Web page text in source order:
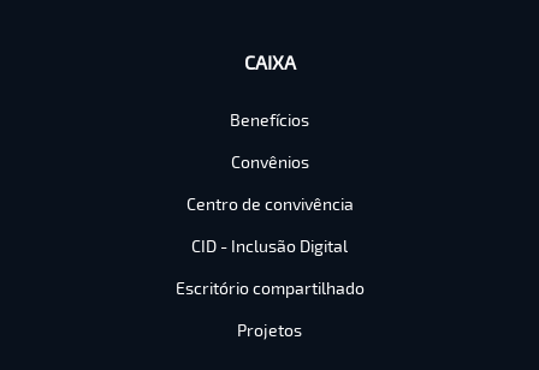
CAIXA
Benefícios
Convênios
Centro de convivência
CID - Inclusão Digital
Escritório compartilhado
Projetos